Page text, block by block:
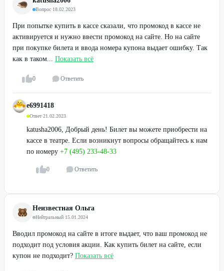
Вопрос·18.02.2023
При попытке купить в кассе сказали, что промокод в кассе не
активируется и нужно ввести промокод на сайте. Но на сайте
при покупке билета и ввода номера купона выдает ошибку. Так
как в таком... Показать всё
0 Ответить
e6991418
Ответ·21.02.2023
katusha2006, Добрый день! Билет вы можете приобрести на
кассе в театре. Если возникнут вопросы обращайтесь к нам
по номеру +7 (495) 233-48-33
0 Ответить
Неизвестная Ольга
Нейтральный·15.01.2024
Вводил промокод на сайте в итоге выдает, что ваш промокод не
подходит под условия акции. Как купить билет на сайте, если
купон не подходит? Показать всё